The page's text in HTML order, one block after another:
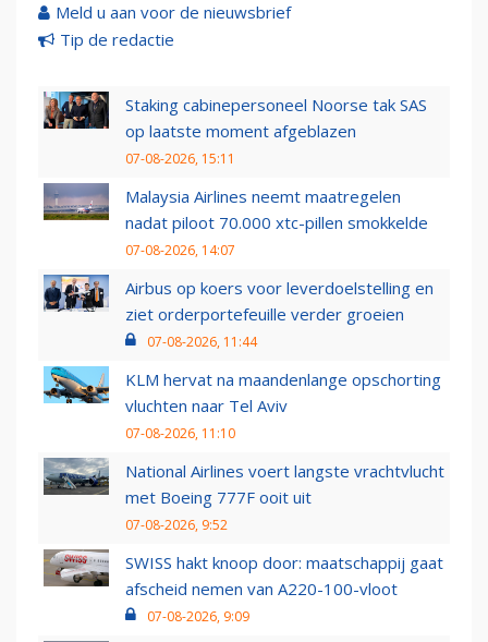
Meld u aan voor de nieuwsbrief
Tip de redactie
Staking cabinepersoneel Noorse tak SAS
op laatste moment afgeblazen
07-08-2026, 15:11
Malaysia Airlines neemt maatregelen
nadat piloot 70.000 xtc-pillen smokkelde
07-08-2026, 14:07
Airbus op koers voor leverdoelstelling en
ziet orderportefeuille verder groeien
07-08-2026, 11:44
KLM hervat na maandenlange opschorting
vluchten naar Tel Aviv
07-08-2026, 11:10
National Airlines voert langste vrachtvlucht
met Boeing 777F ooit uit
07-08-2026, 9:52
SWISS hakt knoop door: maatschappij gaat
afscheid nemen van A220-100-vloot
07-08-2026, 9:09